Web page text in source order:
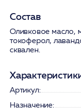
Состав
Оливковое масло,
токоферол,
сквален.
Артикул:
Назначение: